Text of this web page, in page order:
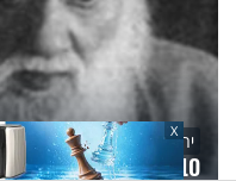
יהדות
10 עובדות על חכם יהודה פתיה, לרגל יום ההילולא
X